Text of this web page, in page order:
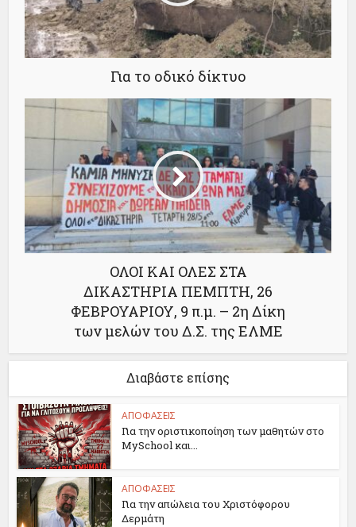
Για το οδικό δίκτυο
ΟΛΟΙ ΚΑΙ ΟΛΕΣ ΣΤΑ
ΔΙΚΑΣΤΗΡΙΑ ΠΕΜΠΤΗ, 26
ΦΕΒΡΟΥΑΡΙΟΥ, 9 π.μ. – 2η Δίκη
των μελών του Δ.Σ. της ΕΛΜΕ
Διαβάστε επίσης
ΑΠΟΦΑΣΕΙΣ
Για την οριστικοποίηση των μαθητών στο
MySchool και...
ΑΠΟΦΑΣΕΙΣ
Για την απώλεια του Χριστόφορου
Δερμάτη